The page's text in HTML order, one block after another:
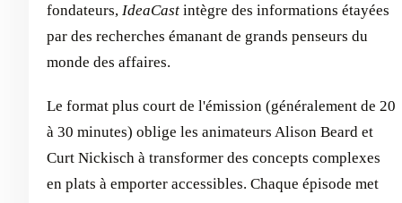
fondateurs, IdeaCast intègre des informations étayées
par des recherches émanant de grands penseurs du
monde des affaires.
Le format plus court de l'émission (généralement de 20
à 30 minutes) oblige les animateurs Alison Beard et
Curt Nickisch à transformer des concepts complexes
en plats à emporter accessibles. Chaque épisode met